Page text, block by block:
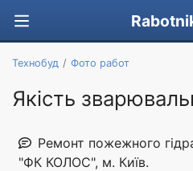
Технобуд Фото работ
Якість
Ремонт пожежного
"ФК КОЛОС", м. Київ.